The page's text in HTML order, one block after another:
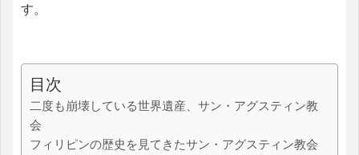
す。
目次
二度も崩壊している世界遺産、サン・アグスティン教
会
フィリピンの歴史を見てきたサン・アグスティン教会